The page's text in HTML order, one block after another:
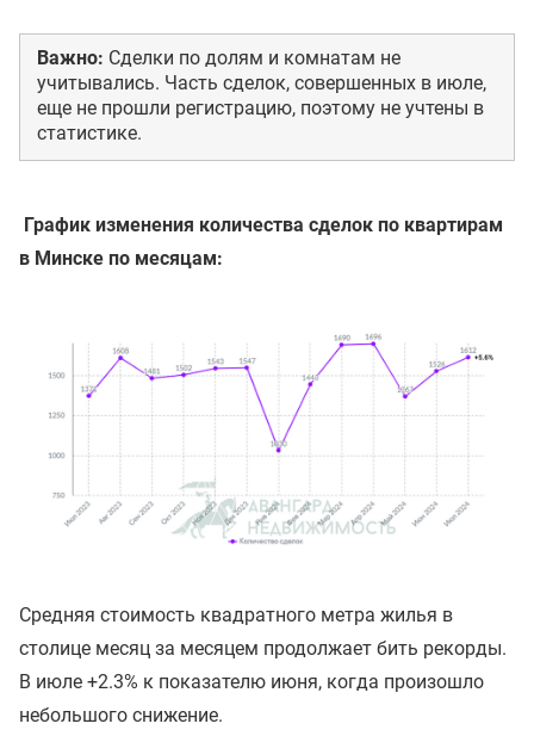
Важно: Сделки по долям и комнатам не
учитывались. Часть сделок, совершенных в июле,
еще не прошли регистрацию, поэтому не учтены в
статистике.
График изменения количества сделок по квартирам
в Минске по месяцам:
Средняя стоимость квадратного метра жилья в
столице месяц за месяцем продолжает бить рекорды.
В июле +2.3% к показателю июня, когда произошло
небольшого снижение.